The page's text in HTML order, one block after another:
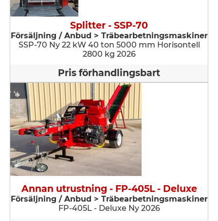
Splitter - SSP-70
Försäljning / Anbud > Träbearbetningsmaskiner
SSP-70 Ny 22 kW 40 ton 5000 mm Horisontell
2800 kg 2026
Pris förhandlingsbart
Annan utrustning - FP-405L - Deluxe
Försäljning / Anbud > Träbearbetningsmaskiner
FP-405L - Deluxe Ny 2026